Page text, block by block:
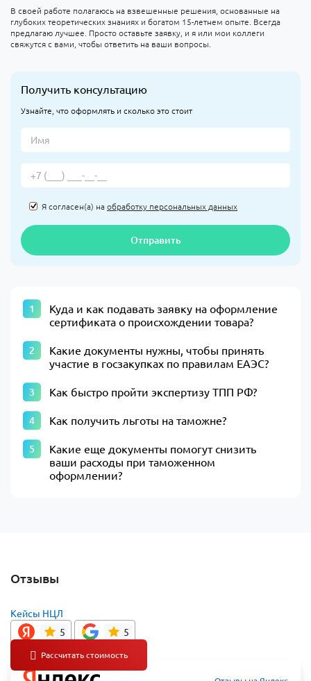
В своей работе полагаюсь на взвешенные решения, основанные на
глубоких теоретических знаниях и богатом 15-летнем опыте. Всегда
предлагаю лучшее. Просто оставьте заявку, и я или мои коллеги
свяжутся с вами, чтобы ответить на ваши вопросы.
Получить консультацию
Узнайте, что оформлять и сколько это стоит
Я согласен(а) наобработку персональных данных
Отправить
Куда и как подавать заявку на оформление
сертификата о происхождении товара?
Какие документы нужны, чтобы принять
участие в госзакупках по правилам ЕАЭС?
Как быстро пройти экспертизу ТПП РФ?
Как получить льготы на таможне?
Какие еще документы помогут снизить
ваши расходы при таможенном
оформлении?
Отзывы
Кейсы НЦЛ
5
5